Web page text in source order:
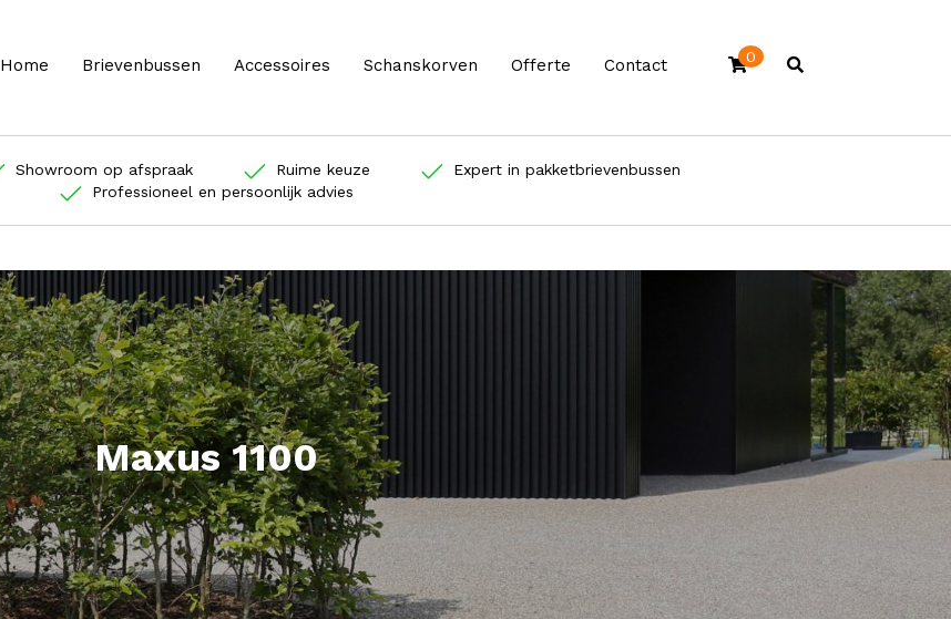
Home Brievenbussen Accessoires Schanskorven Offerte Contact 0
Showroom op afspraak Ruime keuze
Expert in pakketbrievenbussen
Professioneel en persoonlijk advies
Maxus 1100